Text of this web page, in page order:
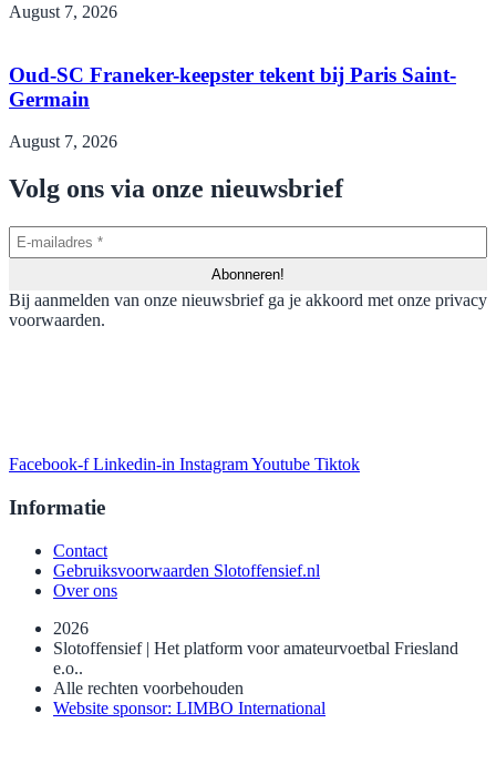
August 7, 2026
Oud-SC Franeker-keepster tekent bij Paris Saint-
Germain
August 7, 2026
Volg ons via onze nieuwsbrief
Bij aanmelden van onze nieuwsbrief ga je akkoord met onze privacy
voorwaarden.
Facebook-f Linkedin-in InstagramYoutube Tiktok
Informatie
Contact
Gebruiksvoorwaarden Slotoffensief.nl
Over ons
2026
Slotoffensief | Het platform voor amateurvoetbal Friesland
e.o..
Alle rechten voorbehouden
Website sponsor: LIMBO International